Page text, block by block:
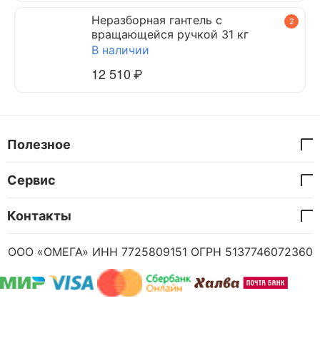
2
Неразборная гантель c
вращающейся ручкой 31 кг
В наличии
12 510₽
Полезное
Сервис
Контакты
ООО «ОМЕГА» ИНН 7725809151 ОГРН 5137746072360